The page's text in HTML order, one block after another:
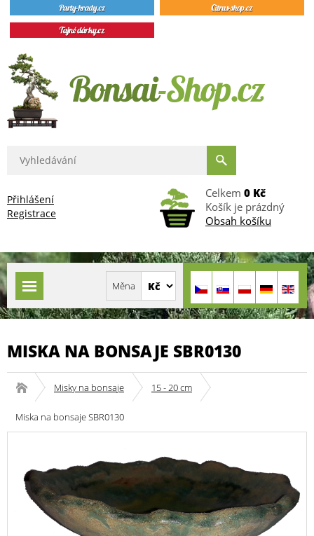
Přihlášení
Registrace
Celkem 0 Kč
Košík je prázdný
Obsah košíku
MISKA NA BONSAJE SBR0130
Misky na bonsaje 15 - 20 cm
Miska na bonsaje SBR0130